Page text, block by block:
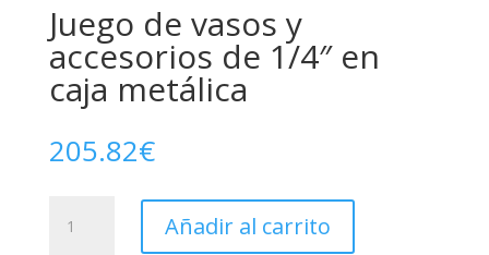
Juego de vasos y
accesorios de 1/4″ en
caja metálica
205.82€
Añadir al carrito